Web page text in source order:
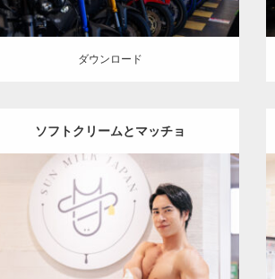
ダウンロード
ソフトクリームとマッチョ
Update:2025.07.21
ココノススキノのマッチョ
レンジの人
SOSUKE 大胸筋 肩 札幌
（北海道）